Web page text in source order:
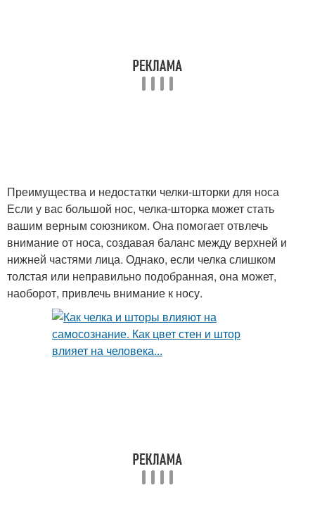
Преимущества и недостатки челки-шторки для носа
Если у вас большой нос, челка-шторка может стать
вашим верным союзником. Она помогает отвлечь
внимание от носа, создавая баланс между верхней и
нижней частями лица. Однако, если челка слишком
толстая или неправильно подобранная, она может,
наоборот, привлечь внимание к носу.